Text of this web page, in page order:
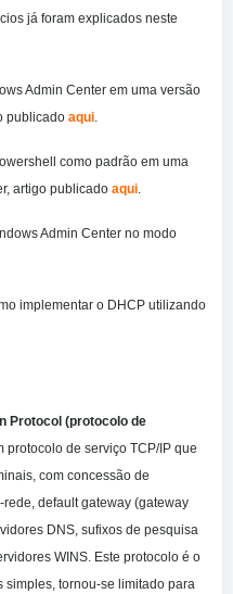
já foram explicados neste
Admin Center em uma versão
publicado aqui.
como padrão em uma
artigo publicado aqui.
Admin Center no modo
implementar o DHCP utilizando
Protocol (protocolo de
protocolo de serviço TCP/IP que
com concessão de
default gateway (gateway
DNS, sufixos de pesquisa
WINS. Este protocolo é o
simples, tornou-se limitado para